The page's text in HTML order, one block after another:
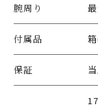
腕周り
付属品
保証